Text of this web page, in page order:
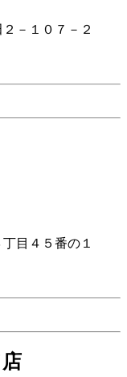
－１０７－２
目４５番の１